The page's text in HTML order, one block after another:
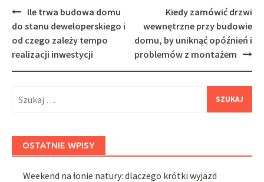
Post
navigation
Ile trwa budowa domu
do stanu deweloperskiego i
od czego zależy tempo
realizacji inwestycji
Kiedy zamówić drzwi
wewnętrzne przy budowie
domu, by uniknąć opóźnień i
problemów z montażem
OSTATNIE WPISY
Weekend na łonie natury: dlaczego krótki wyjazd